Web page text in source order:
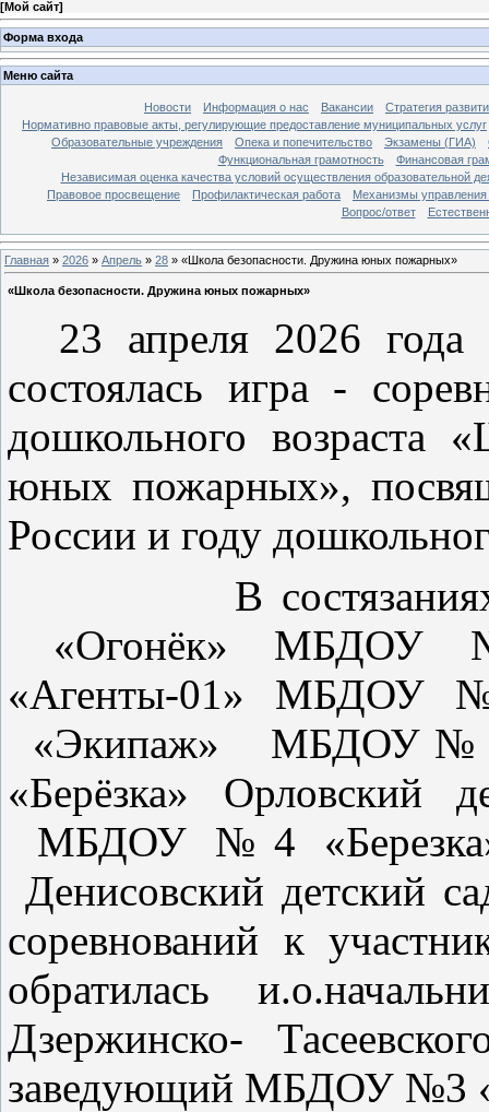
[Мой сайт]
Форма входа
Меню сайта
Новости Информация о нас Вакансии
Стратегия
Нормативно правовые акты, регулирующие предоставление муниципальных услуг
Образовательные учреждения
Опека и попечительство Экзамены (ГИА)
Функциональная грамотность
Финансовая
Независимая оценка качества условий осуществления образовательной
Правовое просвещение
Профилактическая работа
Механизмы управления
Вопрос/ответ
Главная » 2026 » Апрель » 28 » «Школа безопасности. Дружина юных пожарных»
«Школа безопасности. Дружина юных пожарных»
23 апреля 2026
состоялась игра -
дошкольного возраста
юных пожарных»,
России и году
В состязаниях
«Огонёк» МБДОУ
«Агенты-01» МБДОУ
«Экипаж» МБДОУ№3
«Берёзка» Орловский
МБДОУ №4
Денисовский детский
соревнований к
обратилась
Дзержинско-
заведующий МБДОУ №3